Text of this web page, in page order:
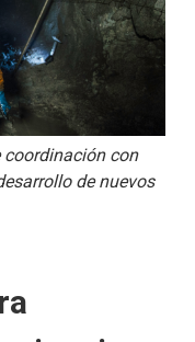
coordinación con
de nuevos